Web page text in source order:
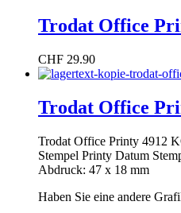
Trodat Office
CHF 29.90
Trodat Office
Trodat Office Printy 4912
Stempel Printy Datum
Abdruck: 47 x 18 mm
Haben Sie eine andere